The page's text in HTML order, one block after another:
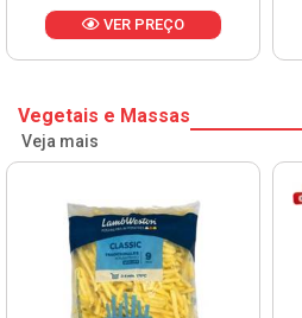
VER PREÇO
Vegetais e Massas
Veja mais